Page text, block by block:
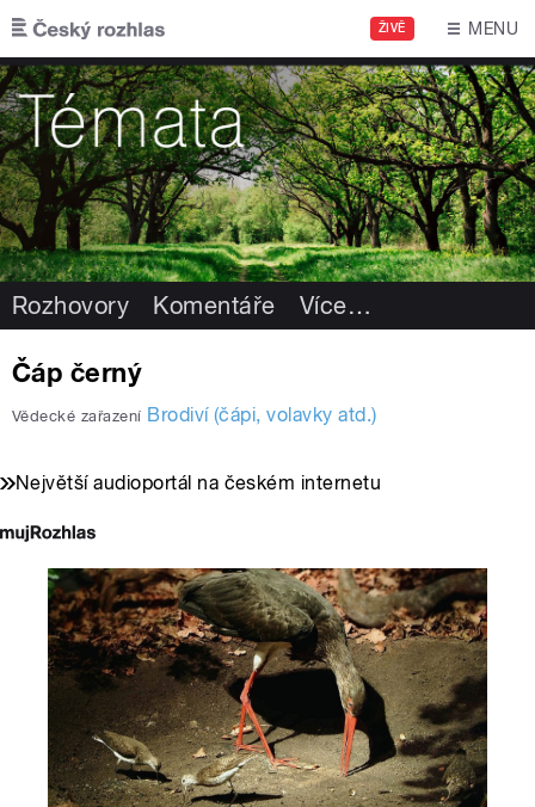
Přejít k hlavnímu obsahu
ŽIVĚ MENU
Rozhovory Komentáře Více…
Čáp černý
Vědecké zařazení Brodiví (čápi, volavky atd.)
Největší audioportál na českém internetu